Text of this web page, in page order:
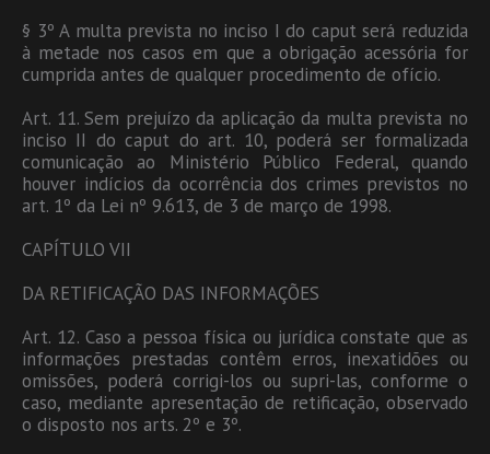
§ 3º A multa prevista no inciso I do caput será reduzida
à metade nos casos em que a obrigação acessória for
cumprida antes de qualquer procedimento de ofício.
Art. 11. Sem prejuízo da aplicação da multa prevista no
inciso II do caput do art. 10, poderá ser formalizada
comunicação ao Ministério Público Federal, quando
houver indícios da ocorrência dos crimes previstos no
art. 1º da Lei nº 9.613, de 3 de março de 1998.
CAPÍTULO VII
DA RETIFICAÇÃO DAS INFORMAÇÕES
Art. 12. Caso a pessoa física ou jurídica constate que as
informações prestadas contêm erros, inexatidões ou
omissões, poderá corrigi-los ou supri-las, conforme o
caso, mediante apresentação de retificação, observado
o disposto nos arts. 2º e 3º.